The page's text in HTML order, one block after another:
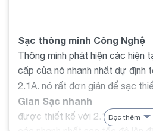
Sạc thông minh Công Nghệ
Thông minh phát hiện các hiện
cấp của nó nhanh nhất dự định
2.1A. nó rất đơn giản để sạc
Gian Sạc nhanh
được thiết kế với 2.1A sản
Đọc thêm